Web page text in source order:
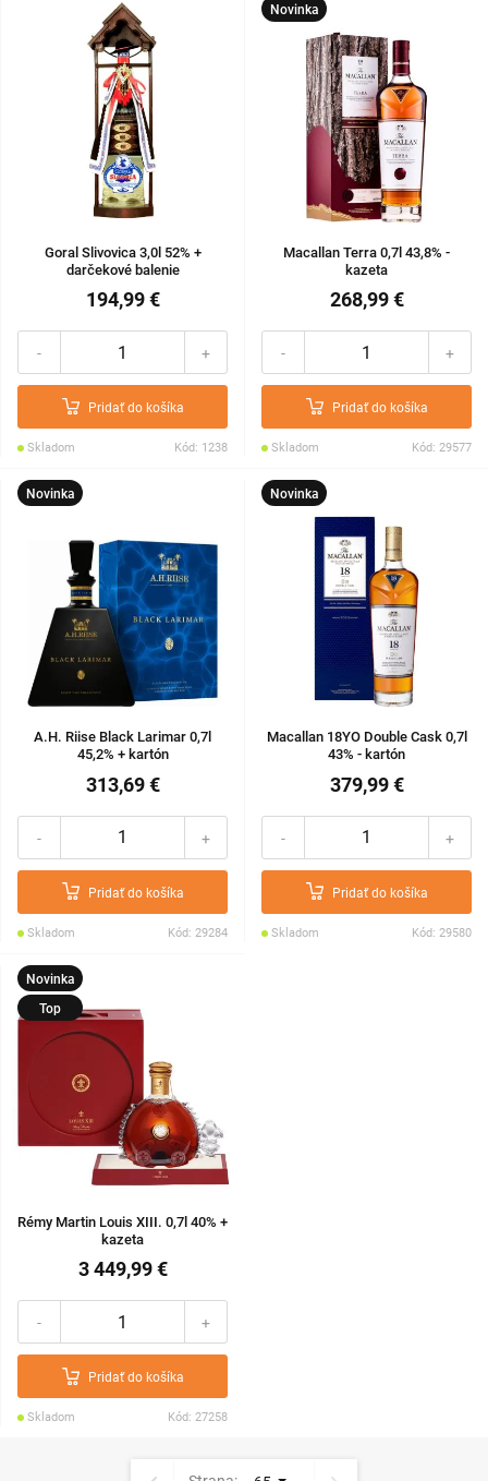
Goral Slivovica 3,0l 52% +
darčekové balenie
194,99 €
- +
Pridať do košíka
Skladom Kód: 1238
Novinka
Macallan Terra 0,7l 43,8% -
kazeta
268,99 €
- +
Pridať do košíka
Skladom Kód: 29577
Novinka
A.H. Riise Black Larimar 0,7l
45,2% + kartón
313,69 €
- +
Pridať do košíka
Skladom Kód: 29284
Novinka
Macallan 18YO Double Cask 0,7l
43% - kartón
379,99 €
- +
Pridať do košíka
Skladom Kód: 29580
Novinka
Top
Rémy Martin Louis XIII. 0,7l 40% +
kazeta
3 449,99 €
- +
Pridať do košíka
Skladom Kód: 27258